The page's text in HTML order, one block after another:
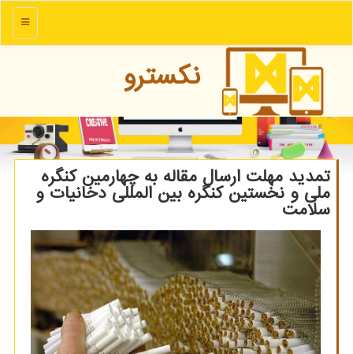
منو
نكسترو
تمدید مهلت ارسال مقاله به چهارمین کنگره
ملی و نخستین کنگره بین المللی دخانیات و
سلامت